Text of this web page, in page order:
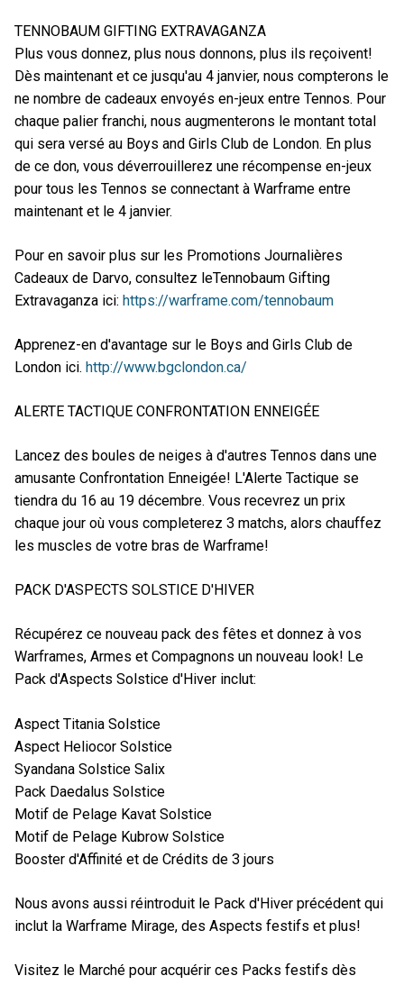
TENNOBAUM GIFTING EXTRAVAGANZA
Plus vous donnez, plus nous donnons, plus ils reçoivent!
Dès maintenant et ce jusqu'au 4 janvier, nous compterons le
ne nombre de cadeaux envoyés en-jeux entre Tennos. Pour
chaque palier franchi, nous augmenterons le montant total
qui sera versé au Boys and Girls Club de London. En plus
de ce don, vous déverrouillerez une récompense en-jeux
pour tous les Tennos se connectant à Warframe entre
maintenant et le 4 janvier.
Pour en savoir plus sur les Promotions Journalières
Cadeaux de Darvo, consultez leTennobaum Gifting
Extravaganza ici: https://warframe.com/tennobaum
Apprenez-en d'avantage sur le Boys and Girls Club de
London ici. http://www.bgclondon.ca/
ALERTE TACTIQUE CONFRONTATION ENNEIGÉE
Lancez des boules de neiges à d'autres Tennos dans une
amusante Confrontation Enneigée! L'Alerte Tactique se
tiendra du 16 au 19 décembre. Vous recevrez un prix
chaque jour où vous completerez 3 matchs, alors chauffez
les muscles de votre bras de Warframe!
PACK D'ASPECTS SOLSTICE D'HIVER
Récupérez ce nouveau pack des fêtes et donnez à vos
Warframes, Armes et Compagnons un nouveau look! Le
Pack d'Aspects Solstice d'Hiver inclut:
Aspect Titania Solstice
Aspect Heliocor Solstice
Syandana Solstice Salix
Pack Daedalus Solstice
Motif de Pelage Kavat Solstice
Motif de Pelage Kubrow Solstice
Booster d'Affinité et de Crédits de 3 jours
Nous avons aussi réintroduit le Pack d'Hiver précédent qui
inclut la Warframe Mirage, des Aspects festifs et plus!
Visitez le Marché pour acquérir ces Packs festifs dès